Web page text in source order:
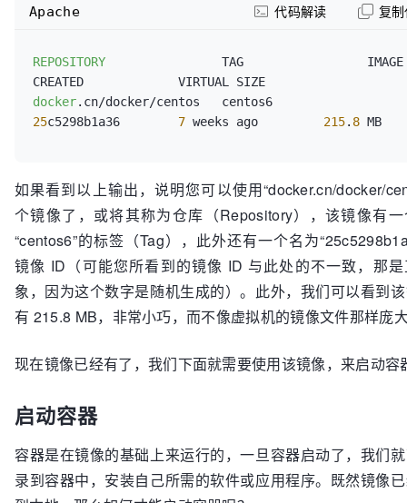
REPOSITORY
TAG                 IMAGE
docker
25c5298b1a36 7 weeks ago 215. 8
Apache 代码解读 复
如果看到以上输出，说明您可以使用“docker.cn/docker/
个镜像了，或将其称为仓库（Repository），该镜像有
“centos6”的标签（Tag），此外还有一个名为
镜像 ID（可能您所看到的镜像 ID 与此处的不一致，那
象，因为这个数字是随机生成的）。此外，我们可以看到
有 215.8 MB，非常小巧，而不像虚拟机的镜像文件那样庞
现在镜像已经有了，我们下面就需要使用该镜像，来启动容
启动容器
容器是在镜像的基础上来运行的，一旦容器启动了，我们
录到容器中，安装自己所需的软件或应用程序。既然镜像